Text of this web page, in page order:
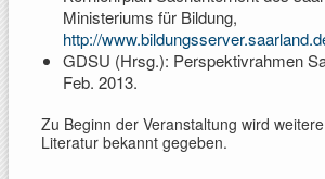
Ministeriums für Bildung,
http://
GDSU (Hrsg.): Perspektivrahmen
Feb. 2013.
Zu Beginn der Veranstaltung wird
Literatur bekannt gegeben.